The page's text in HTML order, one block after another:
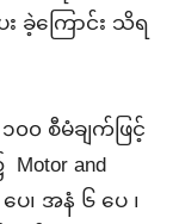
ခဲ့ကြောင်း သိရ
စီမံချက်ဖြင့်
Motor and
ေ၊ အနံ ၆ ပေ ၊